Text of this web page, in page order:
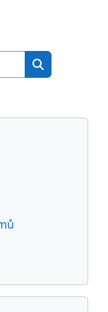
Vyhledat kurzy
Vyhledat